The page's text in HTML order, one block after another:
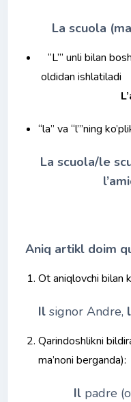
La scuola
“L’” unli bilan
“la” va “l’”ning
La scuola/le
Aniq artikl doim
Ot aniqlovchi bilan
Il signor Andre,
Qarindoshlikni
ma’noni berganda):
Il padre